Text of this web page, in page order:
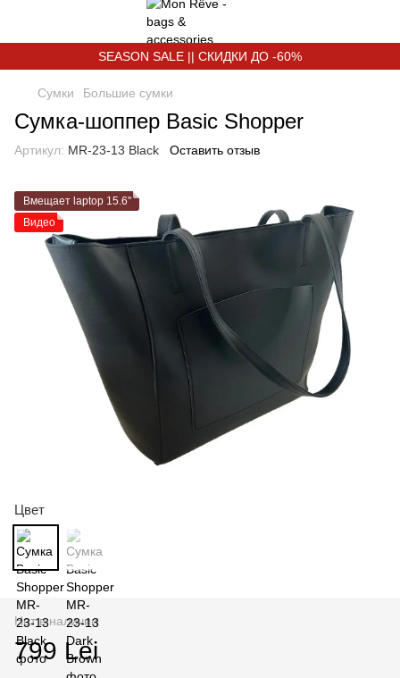
SEASON SALE || СКИДКИ ДО -60%
Сумки Большие сумки
Сумка-шоппер Basic Shopper
Артикул: MR-23-13 Black Оставить отзыв
Вмещает laptop 15.6''
Видео
Цвет
Нет в наличии
799 Lei